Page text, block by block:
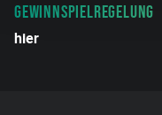
GEWINNSPIELREGELUNG
hier